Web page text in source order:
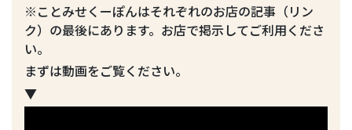
※ことみせくーぽんはそれぞれのお店の記事（リン
ク）の最後にあります。お店で掲示してご利用くださ
い。
まずは動画をご覧ください。
▼